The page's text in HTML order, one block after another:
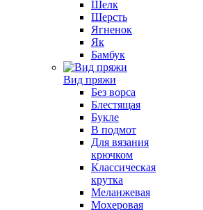
Шелк
Шерсть
Ягненок
Як
Бамбук
Вид пряжи
Без ворса
Блестящая
Букле
В подмот
Для вязания
крючком
Классическая
крутка
Меланжевая
Мохеровая